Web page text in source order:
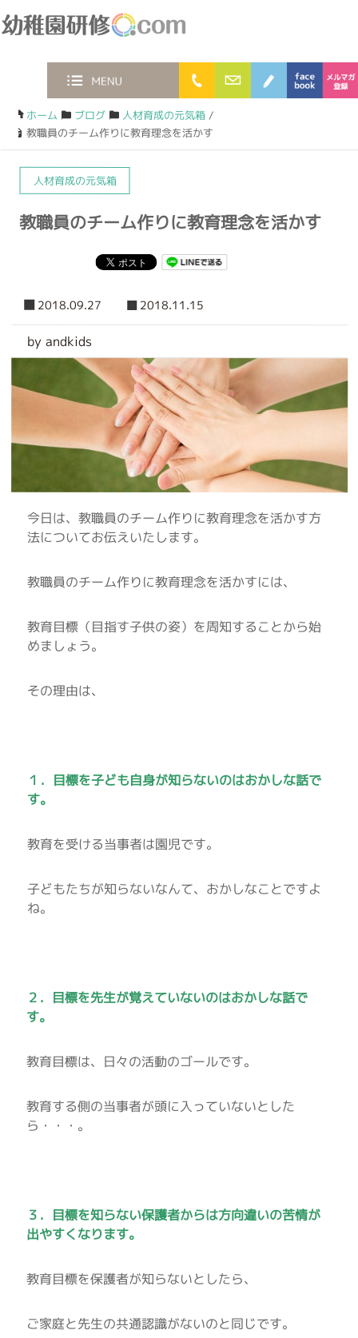
MENU 0120-36-2023
お問合わせフォー
ブログ
ホーム / ブログ/ 人材育成の元気箱/
教職員のチーム作りに教育理念を活かす
人材育成の元気箱
教職員のチーム作りに教育理念を活かす
2018.09.27 2018.11.15
by andkids
今日は、教職員のチーム作りに教育理念を活かす方
法についてお伝えいたします。
教職員のチーム作りに教育理念を活かすには、
教育目標（目指す子供の姿）を周知することから始
めましょう。
その理由は、
１．目標を子ども自身が知らないのはおかしな話で
す。
教育を受ける当事者は園児です。
子どもたちが知らないなんて、おかしなことですよ
ね。
２．目標を先生が覚えていないのはおかしな話で
す。
教育目標は、日々の活動のゴールです。
教育する側の当事者が頭に入っていないとした
ら・・・。
３．目標を知らない保護者からは方向違いの苦情が
出やすくなります。
教育目標を保護者が知らないとしたら、
ご家庭と先生の共通認識がないのと同じです。